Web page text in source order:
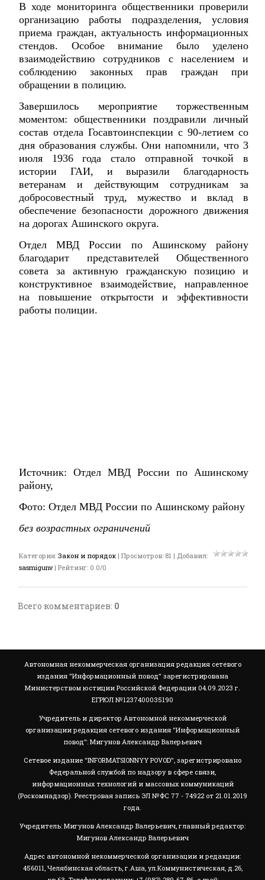
В ходе мониторинга общественники проверили
организацию работы подразделения, условия
приема граждан, актуальность информационных
стендов. Особое внимание было уделено
взаимодействию сотрудников с населением и
соблюдению законных прав граждан при
обращении в полицию.
Завершилось мероприятие торжественным
моментом: общественники поздравили личный
состав отдела Госавтоинспекции с 90-летием со
дня образования службы. Они напомнили, что 3
июля 1936 года стало отправной точкой в
истории ГАИ, и выразили благодарность
ветеранам и действующим сотрудникам за
добросовестный труд, мужество и вклад в
обеспечение безопасности дорожного движения
на дорогах Ашинского округа.
Отдел МВД России по Ашинскому району
благодарит представителей Общественного
совета за активную гражданскую позицию и
конструктивное взаимодействие, направленное
на повышение открытости и эффективности
работы полиции.
Источник: Отдел МВД России по Ашинскому
району,
Фото: Отдел МВД России по Ашинскому району
без возрастных ограничений
Категория: Закон и порядок | Просмотров: 81 | Добавил:
sasmigunv | Рейтинг: 0.0/0
Всего комментариев: 0
Автономная некоммерческая организация редакция сетевого
издания "Информационный повод" зарегистрирована
Министерством юстиции Российской Федерации 04.09.2023 г.
ЕГРЮЛ №1237400035190
Учредитель и директор Автономной некоммерческой
организации редакция сетевого издания "Информационный
повод": Мигунов Александр Валерьевич
Сетевое издание "INFORMATSIONNYY POVOD", зарегистрировано
Федеральной службой по надзору в сфере связи,
информационных технологий и массовых коммуникаций
(Роскомнадзор). Реестровая запись ЭЛ №ФС 77 - 74922 от 21.01.2019
года.
Учредитель: Мигунов Александр Валерьевич, главный редактор:
Мигунов Александр Валерьевич
Адрес автономной некоммерческой организации и редакции:
456011, Челябинская область, г.Аша, ул.Коммунистическая, д.26,